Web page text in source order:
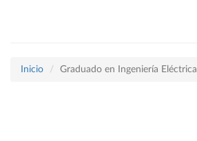
Inicio Graduado en Ingeniería Eléctrica